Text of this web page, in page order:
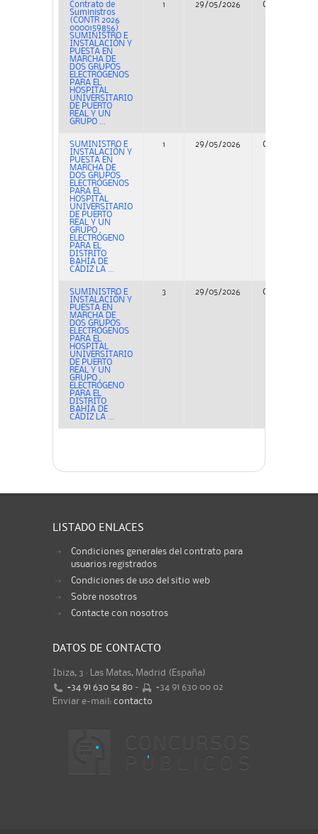
Contrato de
Suministros
(CONTR 2026
0000159856)
SUMINISTRO E
INSTALACIÓN Y
PUESTA EN
MARCHA DE
DOS GRUPOS
ELECTRÓGENOS
PARA EL
HOSPITAL
UNIVERSITARIO
DE PUERTO
REAL Y UN
GRUPO ...
1 29/05/2026 Concurso
SUMINISTRO E
INSTALACIÓN Y
PUESTA EN
MARCHA DE
DOS GRUPOS
ELECTRÓGENOS
PARA EL
HOSPITAL
UNIVERSITARIO
DE PUERTO
REAL Y UN
GRUPO
ELECTRÓGENO
PARA EL
DISTRITO
BAHÍA DE
CÁDIZ LA ...
1 29/05/2026 Concurso
SUMINISTRO E
INSTALACIÓN Y
PUESTA EN
MARCHA DE
DOS GRUPOS
ELECTRÓGENOS
PARA EL
HOSPITAL
UNIVERSITARIO
DE PUERTO
REAL Y UN
GRUPO
ELECTRÓGENO
PARA EL
DISTRITO
BAHÍA DE
CÁDIZ LA ...
3 29/05/2026 Concurso
LISTADO ENLACES
Condiciones generales del contrato para
usuarios registrados
Condiciones de uso del sitio web
Sobre nosotros
Contacte con nosotros
DATOS DE CONTACTO
Ibiza, 3 · Las Matas, Madrid (España)
+34 91 630 54 80 -
+34 91 630 00 02
Enviar e-mail: contacto